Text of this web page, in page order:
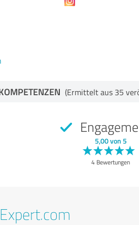
(Ermittelt aus 35
5,00 von 5
4 Bewertungen